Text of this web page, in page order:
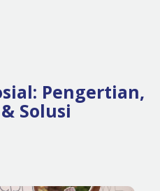
Pengertian,
Solusi